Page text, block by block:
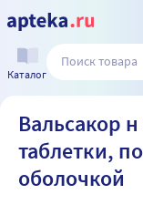
Каталог
Вальсакор
таблетки,
оболочкой